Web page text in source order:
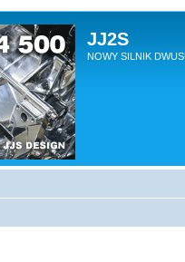
JJ2S
NOWY SILNIK